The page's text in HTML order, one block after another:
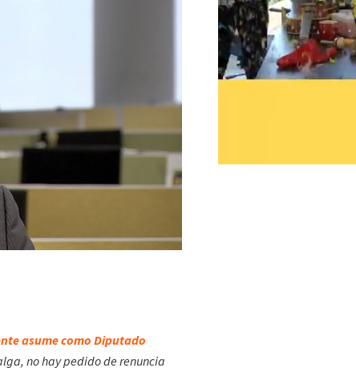
asume como Diputado
no hay pedido de renuncia